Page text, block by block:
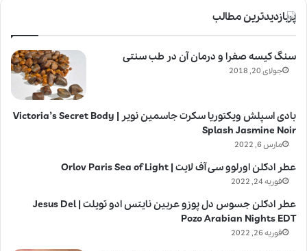
پربازدیدترین مطالب
سنگ کیسه صفرا و درمان آن در طب سنتی
جولای 20, 2018
بادی اسپلش ویکتوریا سکرت جاسمین نویر | Victoria’s Secret Body
Splash Jasmine Noir
مارس 6, 2022
عطر ادکلن اورلوو سی آف لایت | Orlov Paris Sea of Light
فوریه 24, 2022
عطر ادکلن جسوس دل پوزو عربین نایتس ادو تویلت | Jesus Del
Pozo Arabian Nights EDT
فوریه 26, 2022